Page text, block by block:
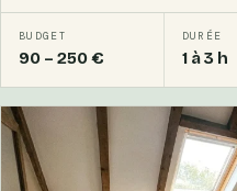
BUDGET
90 – 250 €
DURÉE
1 à 3 h